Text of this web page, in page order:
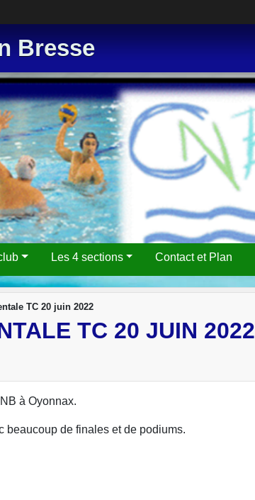
Bresse
Les 4 sections Contact et Plan
TC 20 juin 2022
TC 20 JUIN 2022
à Oyonnax.
beaucoup de finales et de podiums.